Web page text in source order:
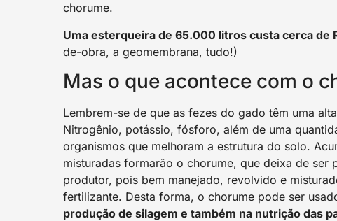
chorume.
Uma esterqueira de 65.000 litros custa cerca de
de-obra, a geomembrana, tudo!)
Mas o que acontece com o
Lembrem-se de que as fezes do gado têm uma
Nitrogênio, potássio, fósforo, além de uma
organismos que melhoram a estrutura do solo.
misturadas formarão o chorume, que deixa de ser
produtor, pois bem manejado, revolvido e
fertilizante. Desta forma, o chorume pode ser
produção de silagem e também na nutrição das